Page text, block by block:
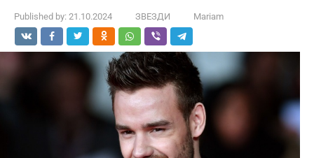
Published by: 21.10.2024 ЗВЕЗДИ Mariam